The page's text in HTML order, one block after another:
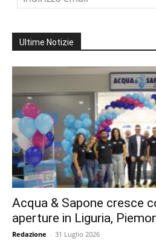
Ultime Notizie
Acqua & Sapone cresce
aperture in Liguria,
Redazione - 31 Luglio 2026